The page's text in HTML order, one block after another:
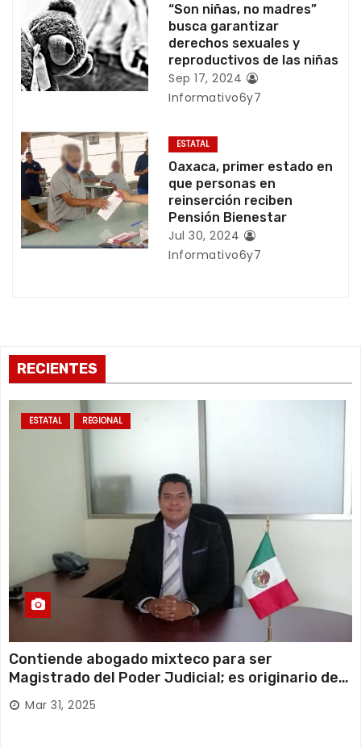
n
t
a
d
a
s
“Son niñas, no madres”
busca garantizar
derechos sexuales y
reproductivos de las niñas
Sep 17, 2024
Informativo6y7
ESTATAL
Oaxaca, primer estado en
que personas en
reinserción reciben
Pensión Bienestar
Jul 30, 2024
Informativo6y7
RECIENTES
ESTATAL REGIONAL
Contiende abogado mixteco para ser
Magistrado del Poder Judicial; es originario de
Huajuapan de León
Mar 31, 2025